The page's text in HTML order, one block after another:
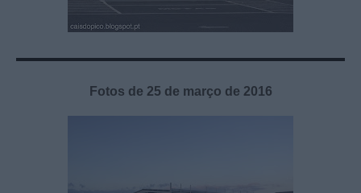
Fotos de 25 de março de 2016